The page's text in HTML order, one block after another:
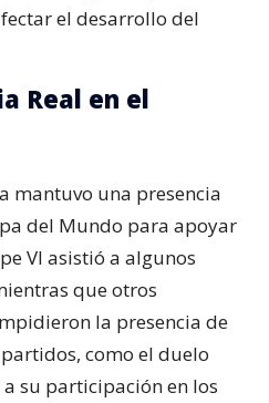
el desarrollo del
Real en el
mantuvo una presencia
del Mundo para apoyar
VI asistió a algunos
que otros
la presencia de
como el duelo
su participación en los